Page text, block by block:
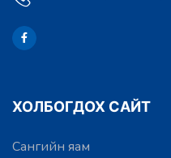
ХОЛБОГДОХ САЙТ
Сангийн яам